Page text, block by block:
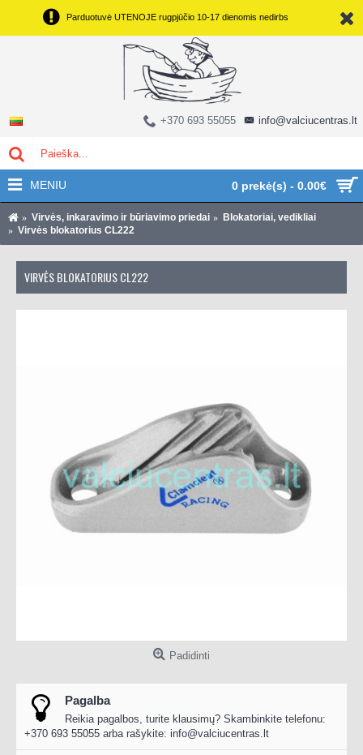
Parduotuvė UTENOJE rugpjūčio 10-17 dienomis nedirbs
0 prekė(s) - 0.00€
+370 693 55055 info@valciucentras.lt
MENIU
Virvės, inkaravimo ir būriavimo priedai
Blokatoriai, vedikliai
Virvės blokatorius CL222
VIRVĖS BLOKATORIUS CL222
Padidinti
Pagalba
Reikia pagalbos, turite klausimų? Skambinkite telefonu:
+370 693 55055 arba rašykite: info@valciucentras.lt